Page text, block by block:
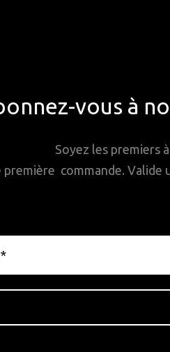
vous à
Soyez les premiers
commande. Valide